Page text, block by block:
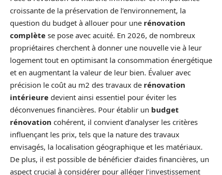
croissante de la préservation de l’environnement, la
question du budget à allouer pour une rénovation
complète se pose avec acuité. En 2026, de nombreux
propriétaires cherchent à donner une nouvelle vie à leur
logement tout en optimisant la consommation énergétique
et en augmentant la valeur de leur bien. Évaluer avec
précision le coût au m2 des travaux de rénovation
intérieure devient ainsi essentiel pour éviter les
déconvenues financières. Pour établir un budget
rénovation cohérent, il convient d’analyser les critères
influençant les prix, tels que la nature des travaux
envisagés, la localisation géographique et les matériaux.
De plus, il est possible de bénéficier d’aides financières, un
aspect crucial à considérer pour alléger l’investissement